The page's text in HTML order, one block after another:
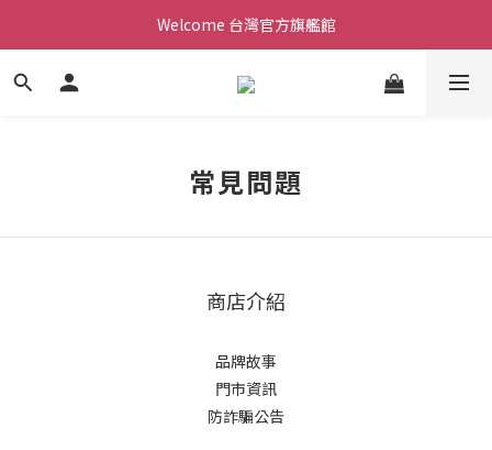
Welcome 台灣官方旗艦館
Welcome 台灣官方旗艦館
新會員加入現領折價200元。立即抵用。
常見問題
商店介紹
品牌故事
門市資訊
防詐騙公告